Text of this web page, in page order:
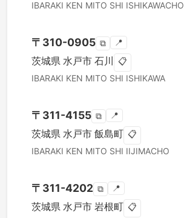
IBARAKI KEN MITO SHI ISHIKAWACHO
〒 310-0905 ⧉ 📍
茨城県 水戸市 石川 📋
IBARAKI KEN MITO SHI ISHIKAWA
〒 311-4155 ⧉ 📍
茨城県 水戸市 飯島町 📋
IBARAKI KEN MITO SHI IIJIMACHO
〒 311-4202 ⧉ 📍
茨城県 水戸市 岩根町 📋